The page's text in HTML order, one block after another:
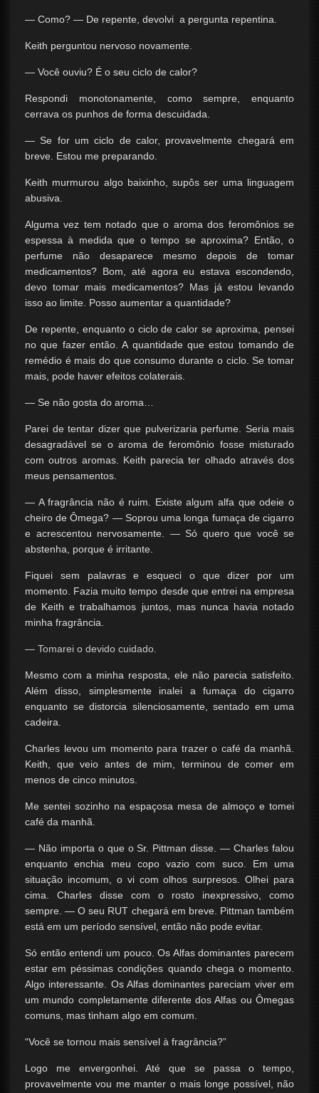
— Como? — De repente, devolvi a pergunta repentina.
Keith perguntou nervoso novamente.
— Você ouviu? É o seu ciclo de calor?
Respondi monotonamente, como sempre, enquanto
cerrava os punhos de forma descuidada.
— Se for um ciclo de calor, provavelmente chegará em
breve. Estou me preparando.
Keith murmurou algo baixinho, supôs ser uma linguagem
abusiva.
Alguma vez tem notado que o aroma dos feromônios se
espessa à medida que o tempo se aproxima? Então, o
perfume não desaparece mesmo depois de tomar
medicamentos? Bom, até agora eu estava escondendo,
devo tomar mais medicamentos? Mas já estou levando
isso ao limite. Posso aumentar a quantidade?
De repente, enquanto o ciclo de calor se aproxima, pensei
no que fazer então. A quantidade que estou tomando de
remédio é mais do que consumo durante o ciclo. Se tomar
mais, pode haver efeitos colaterais.
— Se não gosta do aroma…
Parei de tentar dizer que pulverizaria perfume. Seria mais
desagradável se o aroma de feromônio fosse misturado
com outros aromas. Keith parecia ter olhado através dos
meus pensamentos.
— A fragrância não é ruim. Existe algum alfa que odeie o
cheiro de Ômega? — Soprou uma longa fumaça de cigarro
e acrescentou nervosamente. — Só quero que você se
abstenha, porque é irritante.
Fiquei sem palavras e esqueci o que dizer por um
momento. Fazia muito tempo desde que entrei na empresa
de Keith e trabalhamos juntos, mas nunca havia notado
minha fragrância.
— Tomarei o devido cuidado.
Mesmo com a minha resposta, ele não parecia satisfeito.
Além disso, simplesmente inalei a fumaça do cigarro
enquanto se distorcia silenciosamente, sentado em uma
cadeira.
Charles levou um momento para trazer o café da manhã.
Keith, que veio antes de mim, terminou de comer em
menos de cinco minutos.
Me sentei sozinho na espaçosa mesa de almoço e tomei
café da manhã.
— Não importa o que o Sr. Pittman disse. — Charles falou
enquanto enchia meu copo vazio com suco. Em uma
situação incomum, o vi com olhos surpresos. Olhei para
cima. Charles disse com o rosto inexpressivo, como
sempre. — O seu RUT chegará em breve. Pittman também
está em um período sensível, então não pode evitar.
Só então entendi um pouco. Os Alfas dominantes parecem
estar em péssimas condições quando chega o momento.
Algo interessante. Os Alfas dominantes pareciam viver em
um mundo completamente diferente dos Alfas ou Ômegas
comuns, mas tinham algo em comum.
“Você se tornou mais sensível à fragrância?”
Logo me envergonhei. Até que se passa o tempo,
provavelmente vou me manter o mais longe possível, não